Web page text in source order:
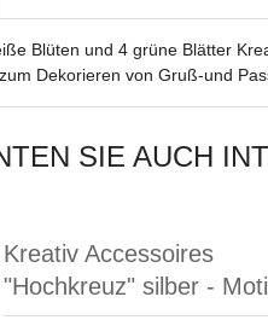
Blüten und 4 grüne Blätter
Dekorieren von Gruß-und
SIE AUCH
Kreativ Accessoires
"Hochkreuz" silber -